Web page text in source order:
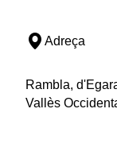
Adreça
Rambla,
Vallès